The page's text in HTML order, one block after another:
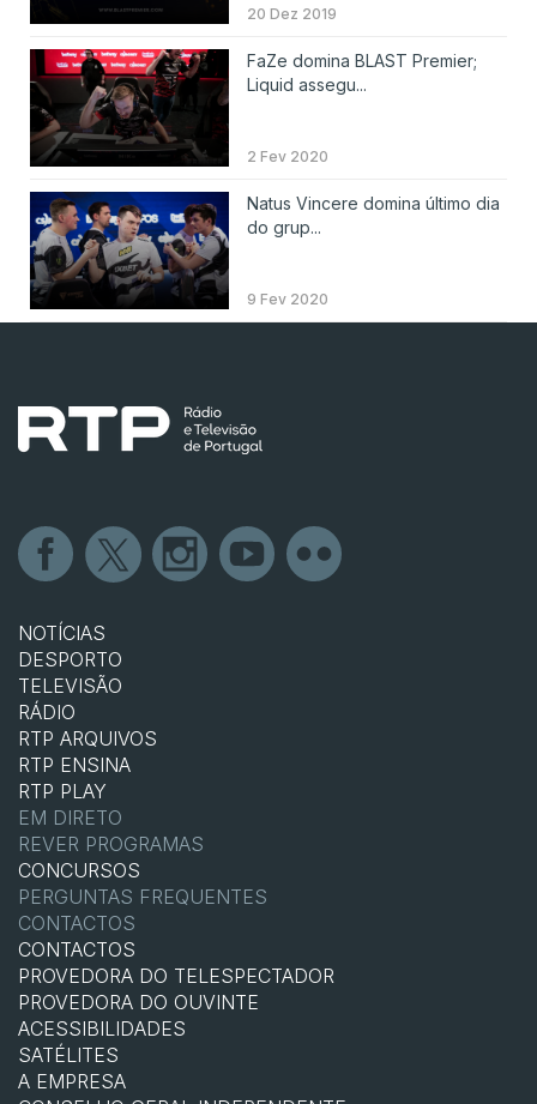
20 Dez 2019
FaZe domina BLAST Premier;
Liquid assegu...
2 Fev 2020
Natus Vincere domina último dia
do grup...
9 Fev 2020
NOTÍCIAS
DESPORTO
TELEVISÃO
RÁDIO
RTP ARQUIVOS
RTP ENSINA
RTP PLAY
EM DIRETO
REVER PROGRAMAS
CONCURSOS
PERGUNTAS FREQUENTES
CONTACTOS
CONTACTOS
PROVEDORA DO TELESPECTADOR
PROVEDORA DO OUVINTE
ACESSIBILIDADES
SATÉLITES
A EMPRESA